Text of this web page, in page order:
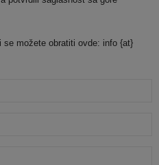
možete obratiti ovde: info {at}